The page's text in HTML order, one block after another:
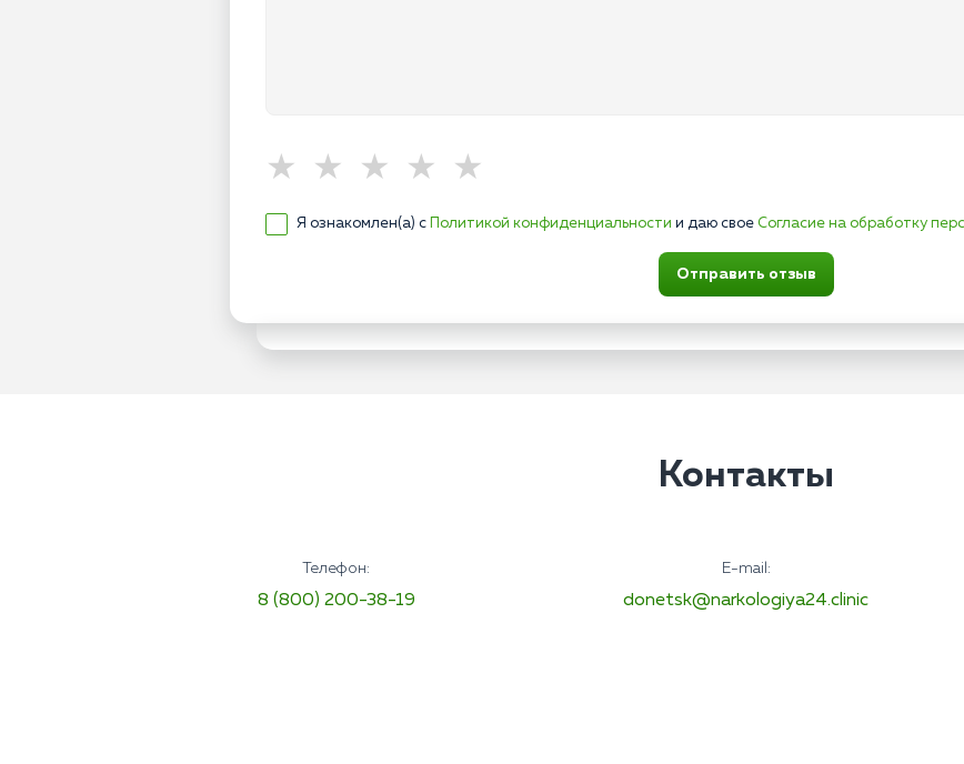
Я ознакомлен(а) с Политикой конфиденциальности и даю свое Согласие на обработку
Отправить отзыв
Контакты
Телефон:
8 (800) 200-38-19
E-mail:
donetsk@narkologiya24.clinic